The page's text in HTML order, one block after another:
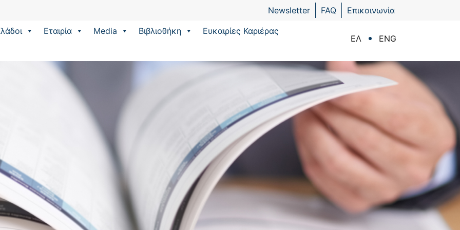
Newsletter FAQ Επικοινωνία
Εταιρία Media Βιβλιοθήκη Eυκαιρίες Καριέρας
ΕΛ ENG